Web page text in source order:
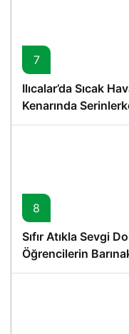
7
Ilıcalar’da Sıcak
Kenarında
8
Sıfır Atıkla Sevgi
Öğrencilerin
Proje